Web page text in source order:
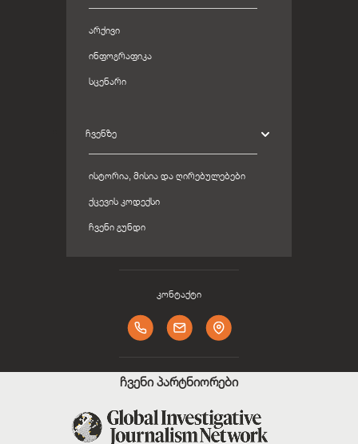
ᲐᲠᲥᲘᲕᲘ
ᲘᲜᲤᲝᲒᲠᲐᲤᲘᲙᲐ
ᲡᲪᲔᲜᲐᲠᲘ
ᲩᲕᲔᲜᲖᲔ
ᲘᲡᲢᲝᲠᲘᲐ, ᲛᲘᲡᲘᲐ ᲓᲐ ᲦᲘᲠᲔᲑᲣᲚᲔᲑᲔᲑᲘ
ᲥᲪᲔᲕᲘᲡ ᲙᲝᲓᲔᲥᲡᲘ
ᲩᲕᲔᲜᲘ ᲒᲣᲜᲓᲘ
კონტაქტი
ჩვენი პარტნიორები